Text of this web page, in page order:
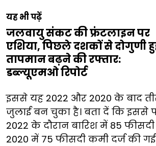
यह भी पढ़ें
जलवायु संकट की फ्रंटलाइन पर
एशिया, पिछले दशकों से दोगुणी
तापमान बढ़ने की रफ्तार:
डब्ल्यूएमओ रिपोर्ट
इससे यह 2022 और 2020 के बाद
जुलाई बन चुका है। बता दें कि इससे
2022 के दौरान बारिश में 85
2020 में 75 फीसदी कमी दर्ज की गई